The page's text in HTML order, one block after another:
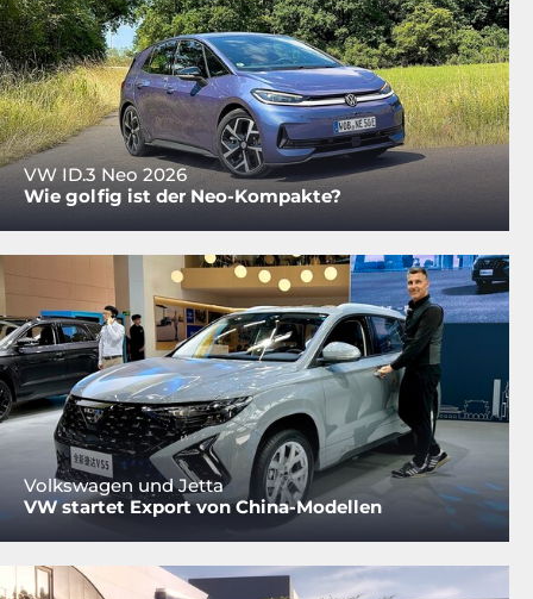
VW ID.3 Neo 2026
Wie golfig ist der Neo-Kompakte?
Volkswagen und Jetta
VW startet Export von China-Modellen